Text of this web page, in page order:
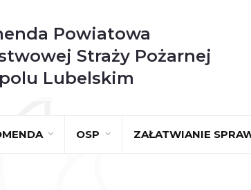
Powiatowa
Straży Pożarnej
Lubelskim
OSP ZAŁATWIANIE